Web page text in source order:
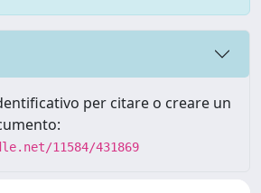
per citare o creare un
11584/431869